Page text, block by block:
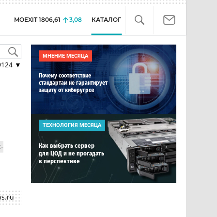
MOEXIT 1806,61 3,08 КАТАЛОГ
▼
МНЕНИЕ МЕСЯЦА
Почему соответствие
стандартам не гарантирует
защиту от киберугроз
ТЕХНОЛОГИЯ МЕСЯЦА
Как выбрать сервер
для ЦОД и не прогадать
в перспективе